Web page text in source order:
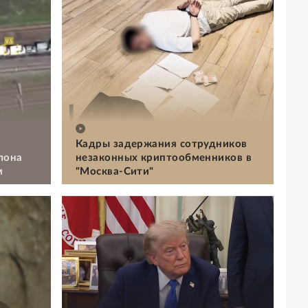
Кадры задержания сотрудников
незаконных криптообменников в
"Москва-Сити"